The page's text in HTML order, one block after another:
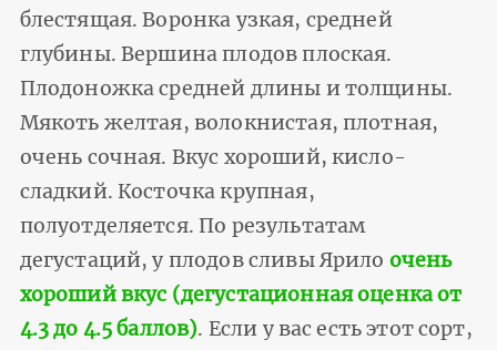
блестящая. Воронка узкая, средней
глубины. Вершина плодов плоская.
Плодоножка средней длины и толщины.
Мякоть желтая, волокнистая, плотная,
очень сочная. Вкус хороший, кисло-
сладкий. Косточка крупная,
полуотделяется. По результатам
дегустаций, у плодов сливы Ярило очень
хороший вкус (дегустационная оценка от
4.3 до 4.5 баллов). Если у вас есть этот сорт,